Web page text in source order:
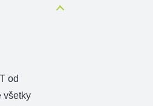
od
všetky